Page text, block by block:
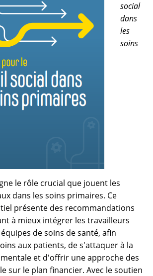
social
dans
les
soins
le rôle crucial que jouent les
dans les soins primaires. Ce
présente des recommandations
à mieux intégrer les travailleurs
de soins de santé, afin
aux patients, de s'attaquer à la
et d'offrir une approche des
sur le plan financier. Avec le soutien